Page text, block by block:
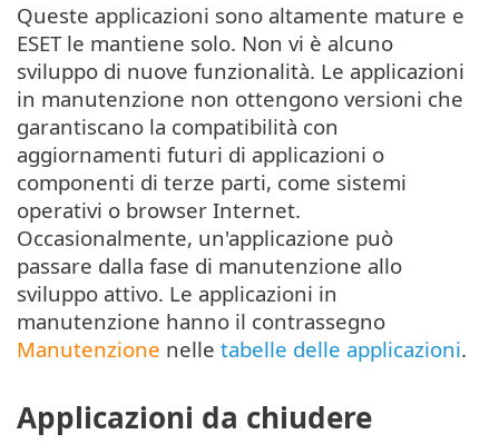
Queste applicazioni sono altamente mature e
ESET le mantiene solo. Non vi è alcuno
sviluppo di nuove funzionalità. Le applicazioni
in manutenzione non ottengono versioni che
garantiscano la compatibilità con
aggiornamenti futuri di applicazioni o
componenti di terze parti, come sistemi
operativi o browser Internet.
Occasionalmente, un'applicazione può
passare dalla fase di manutenzione allo
sviluppo attivo. Le applicazioni in
manutenzione hanno il contrassegno
Manutenzione nelle tabelle delle applicazioni.
Applicazioni da chiudere